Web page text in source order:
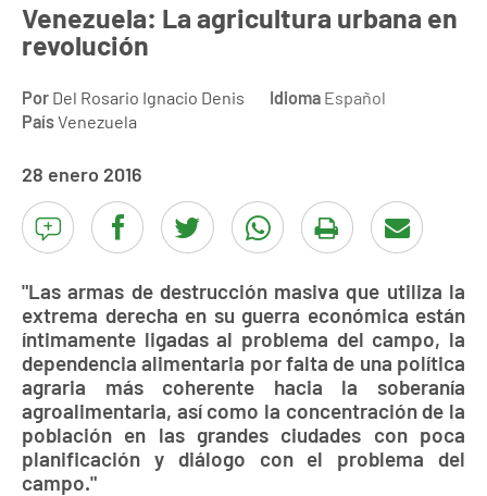
Venezuela: La agricultura urbana en
revolución
Por Del Rosario Ignacio Denis Idioma Español
PaísVenezuela
28 enero 2016
"Las armas de destrucción masiva que utiliza la
extrema derecha en su guerra económica están
íntimamente ligadas al problema del campo, la
dependencia alimentaria por falta de una política
agraria más coherente hacia la soberanía
agroalimentaria, así como la concentración de la
población en las grandes ciudades con poca
planificación y diálogo con el problema del
campo."